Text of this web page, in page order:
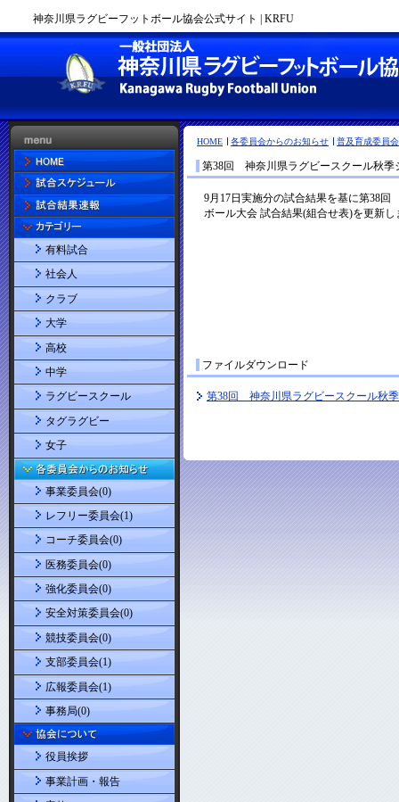
神奈川県ラグビーフットボール協会公式サイト | KRFU
HOME 各委員会からのお知らせ 普及育成委員会
第38回 神奈川県ラグビースクール秋
ファイルダウンロード
第38回 神奈川県ラグビースクール秋
有料試合
社会人
クラブ
大学
高校
中学
ラグビースクール
タグラグビー
女子
事業委員会(0)
レフリー委員会(1)
コーチ委員会(0)
医務委員会(0)
強化委員会(0)
安全対策委員会(0)
競技委員会(0)
支部委員会(1)
広報委員会(1)
事務局(0)
役員挨拶
事業計画・報告